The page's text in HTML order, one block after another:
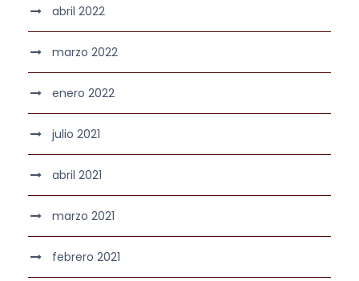
abril 2022
marzo 2022
enero 2022
julio 2021
abril 2021
marzo 2021
febrero 2021